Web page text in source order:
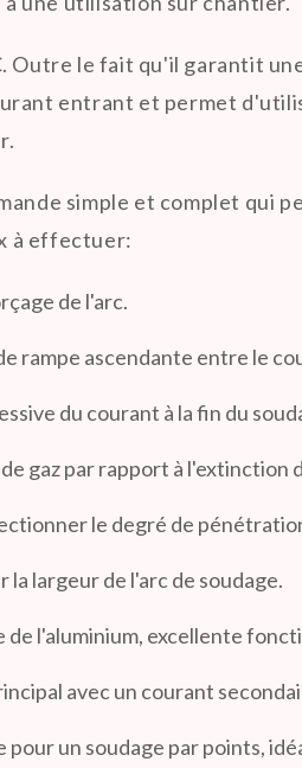
Outre le fait qu'il garantit
entrant et permet
simple et complet qui
à effectuer:
de l'arc.
rampe ascendante entre le
du courant à la fin du
gaz par rapport à l'extinction
le degré de
largeur de l'arc de soudage.
de l'aluminium, excellente
avec un courant
un soudage par points,